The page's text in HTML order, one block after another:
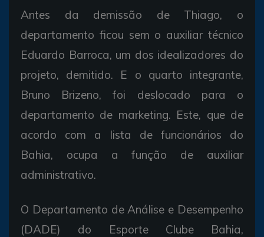
Antes da demissão de Thiago, o
departamento ficou sem o auxiliar técnico
Eduardo Barroca, um dos idealizadores do
projeto, demitido. E o quarto integrante,
Bruno Brizeno, foi deslocado para o
departamento de marketing. Este, que de
acordo com a lista de funcionários do
Bahia, ocupa a função de auxiliar
administrativo.
O Departamento de Análise e Desempenho
(DADE) do Esporte Clube Bahia,